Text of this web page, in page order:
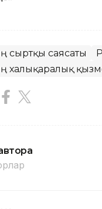
сыртқы саясаты
халықаралық